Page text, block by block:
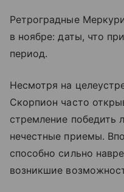
Ретроградные
в ноябре: даты, что
период.
Несмотря на
Скорпион часто
стремление победить
нечестные приемы.
способно сильно
возникшие